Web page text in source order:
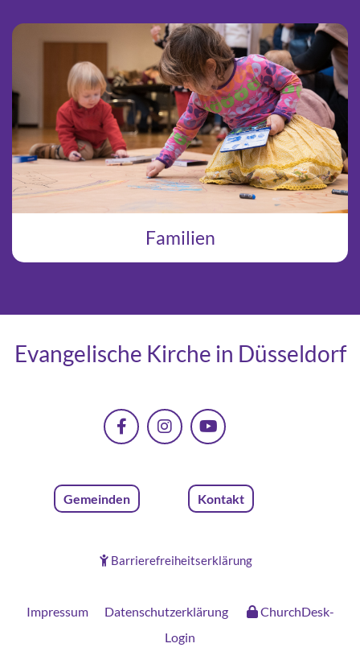
Familien
Evangelische Kirche in Düsseldorf
Gemeinden Kontakt
 Barrierefreiheitserklärung
Impressum Datenschutzerklärung
ChurchDesk-
Login